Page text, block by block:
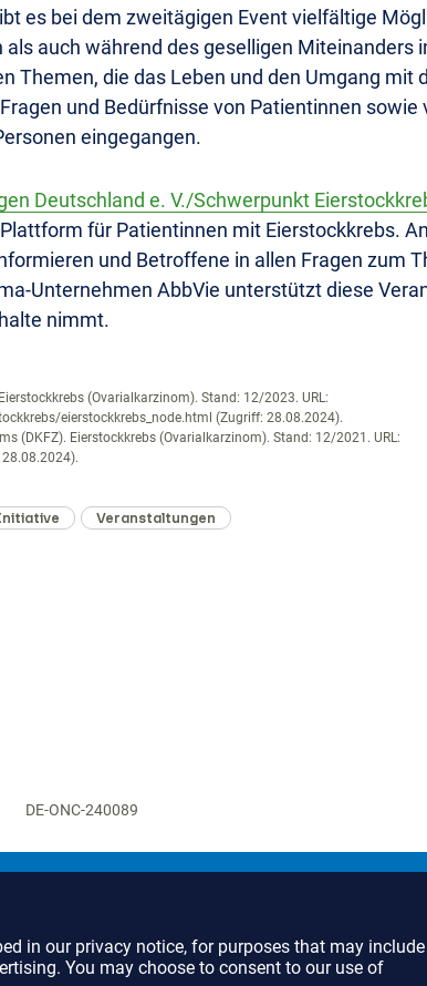
es bei dem zweitägigen Event vielfältige
auch während des geselligen Miteinanders
Themen, die das Leben und den Umgang mit
und Bedürfnisse von Patientinnen sowie
eingegangen.
Deutschland e. V./Schwerpunkt
für Patientinnen mit Eierstockkrebs.
und Betroffene in allen Fragen zum
Unternehmen AbbVie unterstützt diese
nimmt.
(Ovarialkarzinom). Stand: 12/2023. URL:
eierstockkrebs_node.html (Zugriff: 28.08.2024).
(DKFZ). Eierstockkrebs (Ovarialkarzinom). Stand: 12/2021. URL:
Veranstaltungen
DE-ONC-240089
in our privacy notice, for purposes that may include
You may choose to consent to our use of